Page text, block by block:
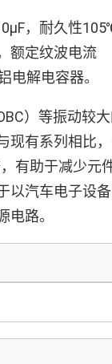
，耐久性
额定纹波电流
电解电容器。
）等振动较
现有系列相比
有助于减少元
以汽车电子设
路。